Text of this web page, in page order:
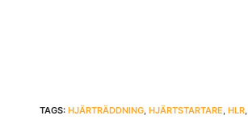
TAGS: HJÄRTRÄDDNING, HJÄRTSTARTARE, HLR,